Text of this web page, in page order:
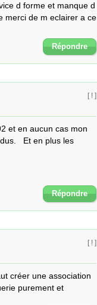
d forme et manque d
merci de m eclairer a ce
Répondre
[ ! ]
et en aucun cas mon
Et en plus les
Répondre
[ ! ]
créer une association
purement et